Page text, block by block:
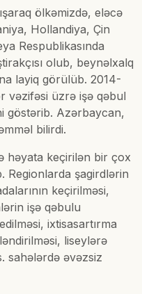
ölkəmizdə, eləcə
Hollandiya, Çin
Respublikasında
olub, beynəlxalq
layiq görülüb. 2014-
vəzifəsi üzrə işə qəbul
göstərib. Azərbaycan,
bilirdi.
həyata keçirilən bir çox
Regionlarda şagirdlərin
keçirilməsi,
işə qəbulu
ixtisasartırma
liseylərə
sahələrdə əvəzsiz